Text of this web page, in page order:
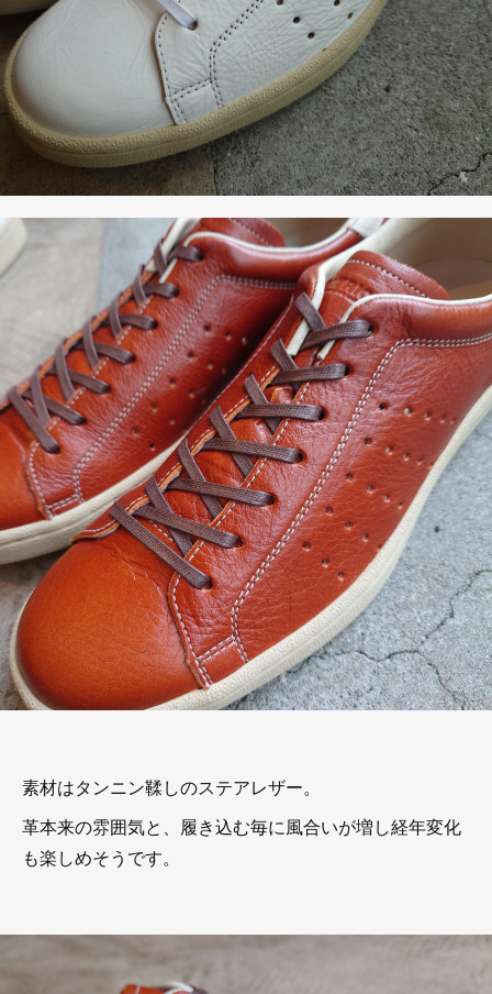
素材はタンニン鞣しのステアレザー。
革本来の雰囲気と、履き込む毎に風合いが増し経年変化
も楽しめそうです。